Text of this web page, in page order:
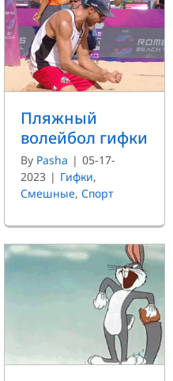
Пляжный
волейбол гифки
By Pasha | 05-17-
2023 | Гифки,
Смешные, Спорт